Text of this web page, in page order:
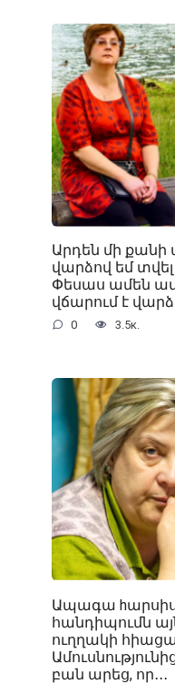
Արդեն մի
վարձով եմ
Փեսաս ամեն
վճարում է
0 3.5к.
Ապագա
հանդիպումն
ուղղակի
բան արեց, որ․․․